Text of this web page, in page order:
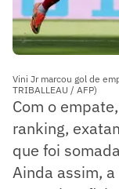
Vini Jr marcou gol de
TRIBALLEAU / AFP)
Com o
ranking,
que foi
Ainda assim,